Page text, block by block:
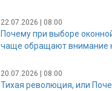
22.07.2026 | 08:00
Почему при выборе
чаще обращают внимание
20.07.2026 | 08:00
Тихая революция, или